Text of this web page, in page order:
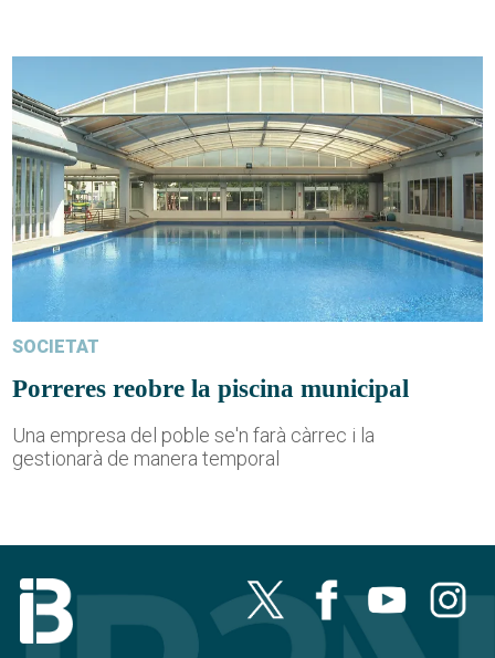
SOCIETAT
Porreres reobre la piscina municipal
Una empresa del poble se'n farà càrrec i la
gestionarà de manera temporal